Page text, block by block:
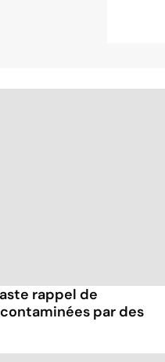
rappel de
par des